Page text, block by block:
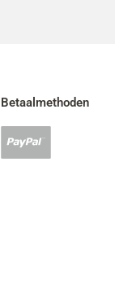
Betaalmethoden
betaling